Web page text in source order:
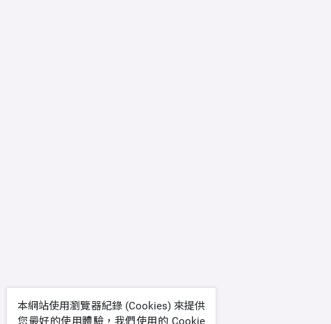
本網站使用瀏覽器紀錄 (Cookies) 來提供
您最好的使用體驗，我們使用的 Cookie